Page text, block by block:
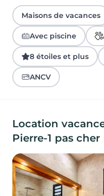
Maisons de vacances
Avec piscine
8 étoiles et plus
ANCV
Location
Pierre-1 pas cher